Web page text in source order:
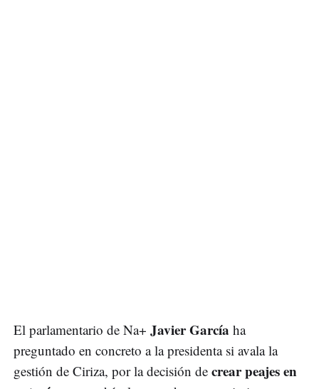
El parlamentario de Na+ Javier García ha
preguntado en concreto a la presidenta si avala la
gestión de Ciriza, por la decisión de crear peajes en